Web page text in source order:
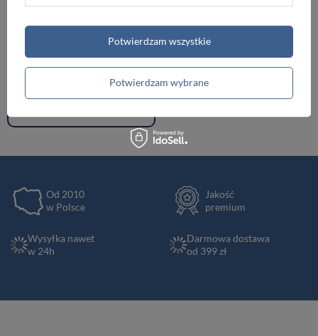
Walizki podróżne Akcesoria i dodatki odzieżowe
Od 2010
w Polsce
Jakość
premium
Wysyłka nawet
w 24h
Darmowa dostawa
od 399 zł
Potwierdzam wybrane
Potwierdzam wszystkie